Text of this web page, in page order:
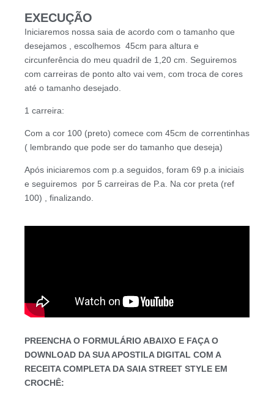
EXECUÇÃO
Iniciaremos nossa saia de acordo com o tamanho que
desejamos , escolhemos 45cm para altura e
circunferência do meu quadril de 1,20 cm. Seguiremos
com carreiras de ponto alto vai vem, com troca de cores
até o tamanho desejado.
1 carreira:
Com a cor 100 (preto) comece com 45cm de correntinhas
( lembrando que pode ser do tamanho que deseja)
Após iniciaremos com p.a seguidos, foram 69 p.a iniciais
e seguiremos por 5 carreiras de P.a. Na cor preta (ref
100) , finalizando.
PREENCHA O FORMULÁRIO ABAIXO E FAÇA O
DOWNLOAD DA SUA APOSTILA DIGITAL COM A
RECEITA COMPLETA DA SAIA STREET STYLE EM
CROCHÊ: